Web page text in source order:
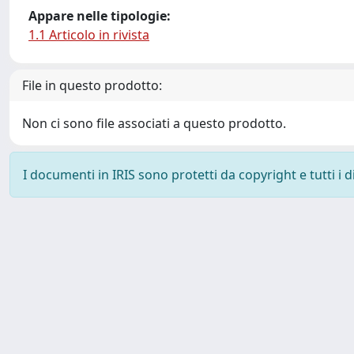
Appare nelle tipologie:
1.1 Articolo in rivista
File in questo prodotto:
Non ci sono file associati a questo prodotto.
I documenti in IRIS sono protetti da copyright e tutti i